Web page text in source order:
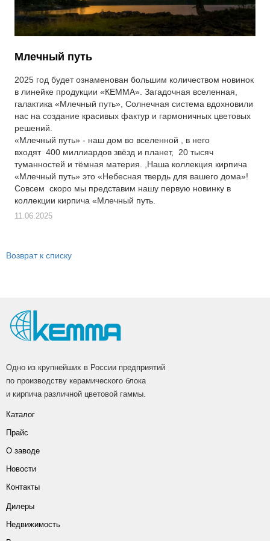
Партнеры
Личный кабинет
Избранное
Млечный путь
2025 год будет ознаменован большим количеством новинок
в линейке продукции «КЕММА». Загадочная вселенная,
галактика «Млечный путь», Солнечная система вдохновили
нас на создание красивых фактур и гармоничных цветовых
решений.
«Млечный путь» - наш дом во вселенной , в него
входят 400 миллиардов звёзд и планет, 20 тысяч
туманностей и тёмная материя. ,Наша коллекция кирпича
«Млечный путь» это «Небесная твердь для вашего дома»!
Совсем скоро мы представим нашу первую новинку в
коллекции кирпича «Млечный путь.
11.06.2025
Возврат к списку
Одно из крупнейших в России предприятий
по производству керамического блока
и кирпича различной цветовой гаммы.
Каталог
Прайс
О заводе
Новости
Контакты
Дилеры
Недвижимость